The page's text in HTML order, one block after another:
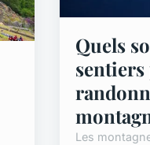
Quels
Les